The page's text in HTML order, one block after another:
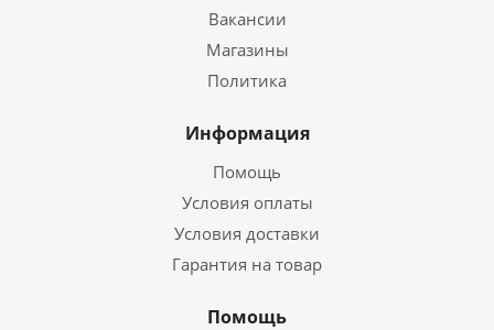
Вакансии
Магазины
Политика
Информация
Помощь
Условия оплаты
Условия доставки
Гарантия на товар
Помощь